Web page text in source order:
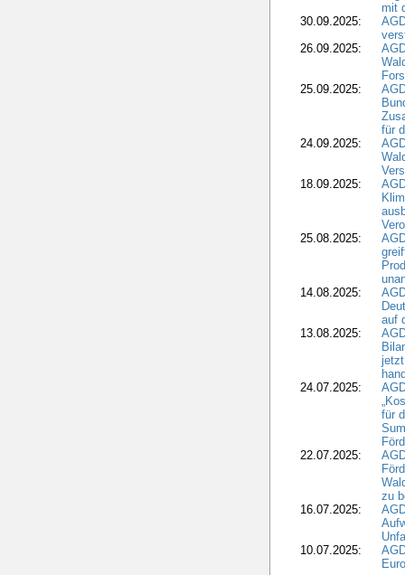
mit
30.09.2025:
26.09.2025:
25.09.2025:
für
24.09.2025:
18.09.2025:
25.08.2025:
14.08.2025:
auf
13.08.2025:
24.07.2025:
für
22.07.2025:
zu
16.07.2025:
10.07.2025: